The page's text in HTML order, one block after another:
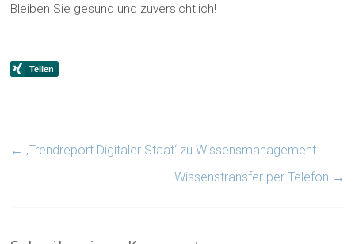
Bleiben Sie gesund und zuversichtlich!
← ‚Trendreport Digitaler Staat‘ zu Wissensmanagement
Wissenstransfer per Telefon →